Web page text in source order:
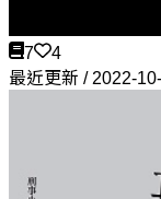
7
4
最近更新 / 2022-